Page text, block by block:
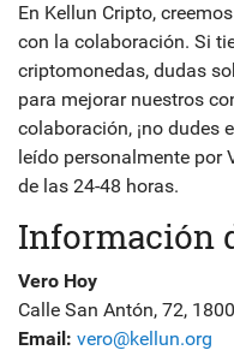
En Kellun Cripto,
con la colaboración. Si
criptomonedas, dudas
para mejorar nuestros
colaboración, ¡no dudes
leído personalmente por
de las 24-48 horas.
Información
Vero Hoy
Calle San Antón, 72,
Email: vero@kellun.org